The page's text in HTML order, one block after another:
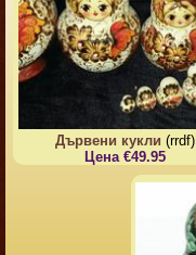
Дървени кукли (rrdf)
Цена €49.95